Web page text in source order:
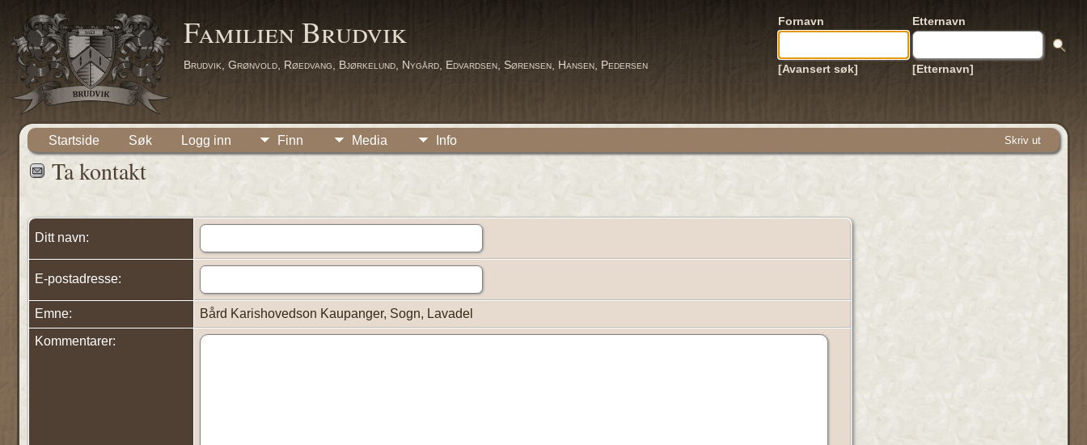
Familien Brudvik
Brudvik, Grønvold, Røedvang, Bjørkelund, Nygård, Edvardsen, Sørensen, Hansen, Pedersen
Fornavn Etternavn
[Avansert søk] [Etternavn]
Startside Søk Logg inn Finn Media Info Skriv ut
Ta kontakt
Ditt navn:
E-postadresse:
Emne:
Bård Karishovedson Kaupanger, Sogn, Lavadel
Kommentarer: